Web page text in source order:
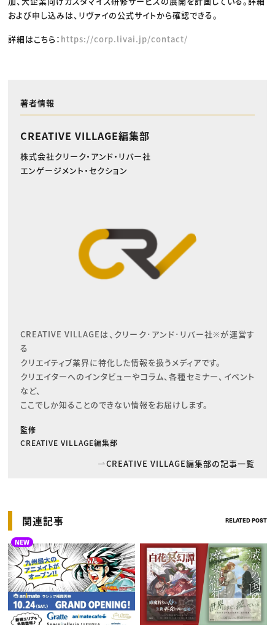
および申し込みは、リヴァイの公式サイトから確認できる。
詳細はこちら： https://corp.livai.jp/contact/
著者情報
CREATIVE VILLAGE編集部
株式会社クリーク・アンド・リバー社
エンゲージメント・セクション
CREATIVE VILLAGEは、クリーク･アンド･リバー社※が運営す
る
クリエイティブ業界に特化した情報を扱うメディアです。
クリエイターへのインタビューやコラム、各種セミナー、イベント
など、
ここでしか知ることのできない情報をお届けします。
監修
CREATIVE VILLAGE編集部
CREATIVE VILLAGE編集部の記事一覧
関連記事 RELATED POST
NEW